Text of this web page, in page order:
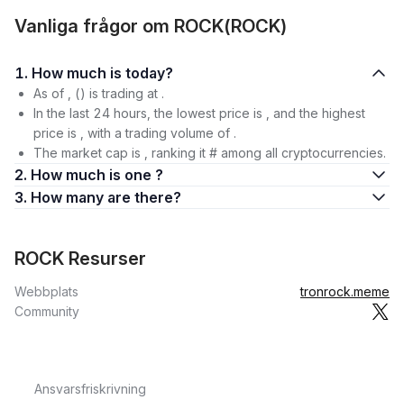
Vanliga frågor om ROCK(ROCK)
1. How much is today?
As of , () is trading at .
In the last 24 hours, the lowest price is , and the highest
price is , with a trading volume of .
The market cap is , ranking it # among all cryptocurrencies.
2. How much is one ?
3. How many are there?
ROCK Resurser
Webbplats
tronrock.meme
Community
Ansvarsfriskrivning